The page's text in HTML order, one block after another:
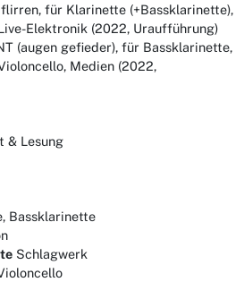
für Klarinette (+Bassklarinette),
Elektronik (2022, Uraufführung)
(augen gefieder), für Bassklarinette,
Medien (2022,
& Lesung
Bassklarinette
Schlagwerk